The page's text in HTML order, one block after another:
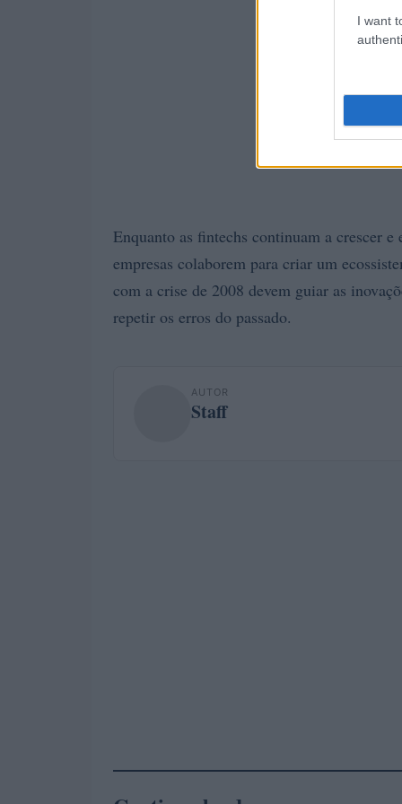
I want
Enquanto as fintechs continuam a crescer
empresas colaborem para criar um
com a crise de 2008 devem guiar as
repetir os erros do passado.
AUTOR
Staff